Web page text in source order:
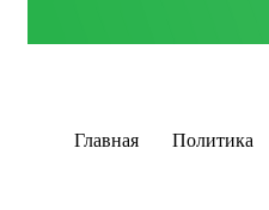
Главная Политика